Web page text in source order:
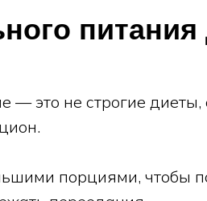
питания
— это не строгие диеты,
порциями, чтобы